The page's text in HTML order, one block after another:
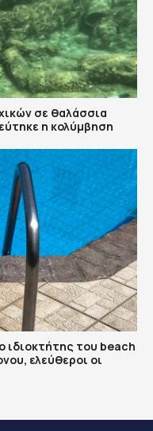
σε θαλάσσια
η κολύμβηση
ιδιοκτήτης του beach
ελεύθεροι οι